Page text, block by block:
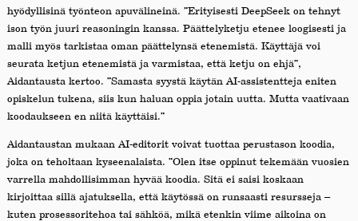
hyödyllisinä työnteon apuvälineinä. ”Erityisesti DeepSeek on tehnyt
ison työn juuri reasoningin kanssa. Päättelyketju etenee loogisesti ja
malli myös tarkistaa oman päättelynsä etenemistä. Käyttäjä voi
seurata ketjun etenemistä ja varmistaa, että ketju on ehjä”,
Aidantausta kertoo. ”Samasta syystä käytän AI-assistentteja eniten
opiskelun tukena, siis kun haluan oppia jotain uutta. Mutta vaativaan
koodaukseen en niitä käyttäisi.”
Aidantaustan mukaan AI-editorit voivat tuottaa perustason koodia,
joka on teholtaan kyseenalaista. ”Olen itse oppinut tekemään vuosien
varrella mahdollisimman hyvää koodia. Sitä ei saisi koskaan
kirjoittaa sillä ajatuksella, että käytössä on runsaasti resursseja –
kuten prosessoritehoa tai sähköä, mikä etenkin viime aikoina on